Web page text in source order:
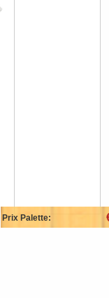
Prix Palette: